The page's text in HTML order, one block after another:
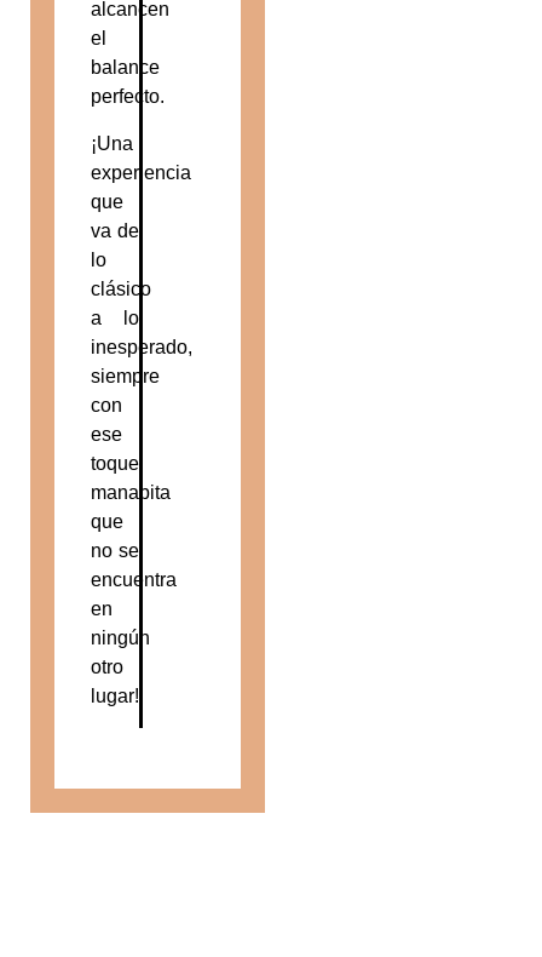
alcancen
el
balance
perfecto.
¡Una
experiencia
que
va de
lo
clásico
a lo
inesperado,
siempre
con
ese
toque
manabita
que
no se
encuentra
en
ningún
otro
lugar!